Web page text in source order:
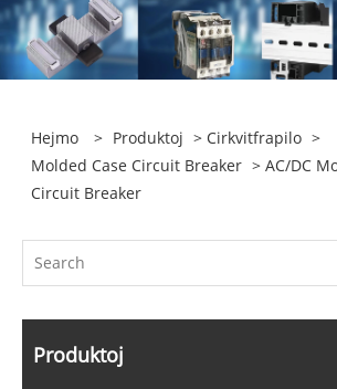
Hejmo > Produktoj > Cirkvitfrapilo >
Molded Case Circuit Breaker > AC/DC
Circuit Breaker
Produktoj